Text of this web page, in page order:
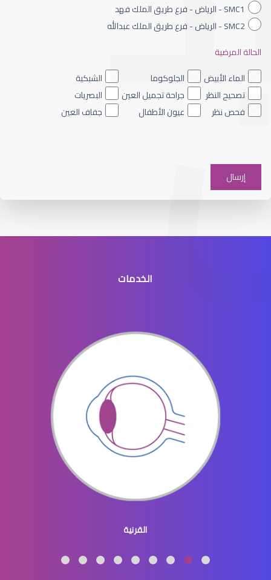
العدسات اللاصقة الطبية اليومية
العدسات اللاصقة للاطفال
العدسات اللاصقة للرجال
العدسات اللاصقة الطبية الملونة
SMC1 - الرياض - فرع طريق الملك فهد
SMC2 - الرياض - فرع طريق الملك عبدالله
الحالة المرضية
الماء الأبيض
الجلوكوما
الشبكية
تصحيح النظر
جراحة تجميل العين
البصريات
فحص نظر
عيون الأطفال جفاف العين
الخدمات
القرنية